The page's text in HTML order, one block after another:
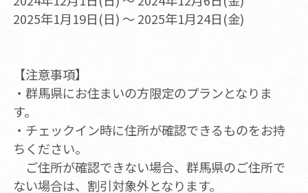
2025年1月19日(日) ～ 2025年1月24日(金)
【注意事項】
・群馬県にお住まいの方限定のプランとなりま
す。
・チェックイン時に住所が確認できるものをお持
ちください。
ご住所が確認できない場合、群馬県のご住所で
ない場合は、割引対象外となります。